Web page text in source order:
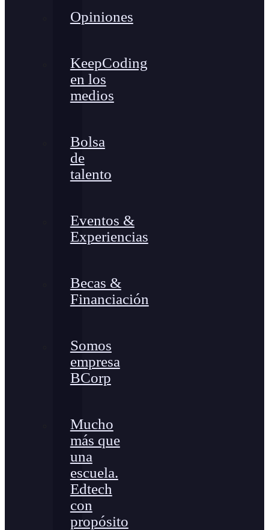
Opiniones
KeepCoding
en los
medios
Bolsa
de
talento
Eventos &
Experiencias
Becas &
Financiación
Somos
empresa
BCorp
Mucho
más que
una
escuela.
Edtech
con
propósito